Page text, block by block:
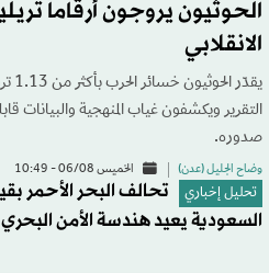
الحوثيون يروجون أرقاماً
الانقلابي
التقرير ويكشفون غياب المنهجية والبيانات
صدوره.
وضاح الجليل (عدن) الخميس 06/08 - 10:49
تحليل إخباري
تحالف البحر الأحمر
السعودية يعيد هندسة الأمن البحري